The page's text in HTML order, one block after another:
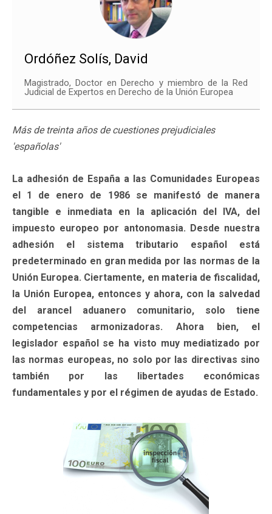
Ordóñez Solís, David
Magistrado, Doctor en Derecho y miembro de la Red
Judicial de Expertos en Derecho de la Unión Europea
Más de treinta años de cuestiones prejudiciales
'españolas'
La adhesión de España a las Comunidades Europeas
el 1 de enero de 1986 se manifestó de manera
tangible e inmediata en la aplicación del IVA, del
impuesto europeo por antonomasia. Desde nuestra
adhesión el sistema tributario español está
predeterminado en gran medida por las normas de la
Unión Europea. Ciertamente, en materia de fiscalidad,
la Unión Europea, entonces y ahora, con la salvedad
del arancel aduanero comunitario, solo tiene
competencias armonizadoras. Ahora bien, el
legislador español se ha visto muy mediatizado por
las normas europeas, no solo por las directivas sino
también por las libertades económicas
fundamentales y por el régimen de ayudas de Estado.